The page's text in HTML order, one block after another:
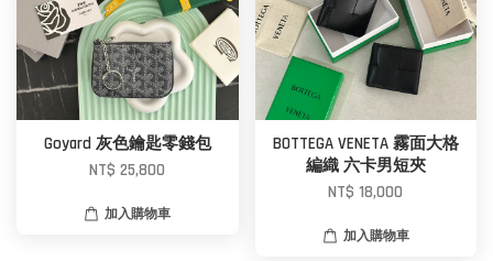
Goyard 灰色鑰匙零錢包
NT$ 25,800
加入購物車
BOTTEGA VENETA 霧面大格
編織 六卡男短夾
NT$ 18,000
加入購物車